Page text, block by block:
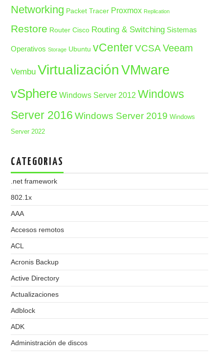
Networking Packet Tracer Proxmox Replication
Restore Router Cisco Routing & Switching Sistemas
Operativos Storage Ubuntu vCenter VCSA Veeam
Vembu Virtualización VMware
vSphere Windows Server 2012 Windows
Server 2016 Windows Server 2019 Windows
Server 2022
CATEGORIAS
.net framework
802.1x
AAA
Accesos remotos
ACL
Acronis Backup
Active Directory
Actualizaciones
Adblock
ADK
Administración de discos